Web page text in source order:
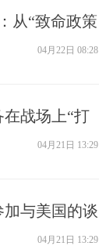
从“致命政策
和“有人在说
04月22日 08:28
战场上“打
04月21日 13:29
与美国的谈
04月21日 13:29